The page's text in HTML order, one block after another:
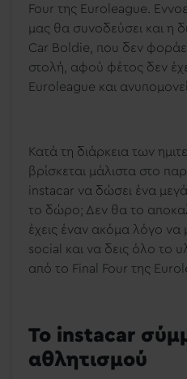
Four της Euroleague.
μας θα συνοδεύσει και η
Car Boldie, που δεν
στολή, αφού φέτος δεν
Euroleague και
Κατά τη διάρκεια των
βρίσκεται μάλιστα στο
instacar να δώσει ένα
το δώρο; Δεν θα το
έχεις έναν ακόμα λόγο
social και να δεις όλο το
από το Final Four της
Το instacar
αθλητισμού